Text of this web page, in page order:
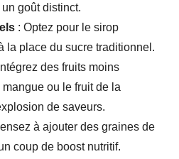
goût distinct.
: Optez pour le sirop
la place du sucre traditionnel.
des fruits moins
ou le fruit de la
de saveurs.
à ajouter des graines de
coup de boost nutritif.